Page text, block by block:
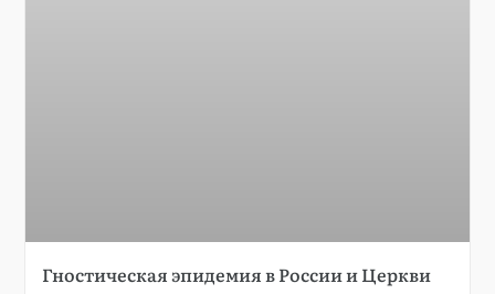
Гностическая эпидемия в России и Церкви